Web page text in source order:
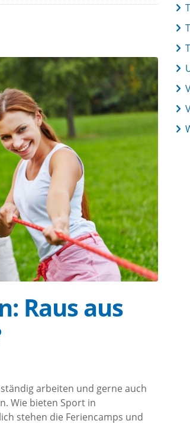
Raus aus
arbeiten und gerne auch
Wie bieten Sport in
stehen die Feriencamps und